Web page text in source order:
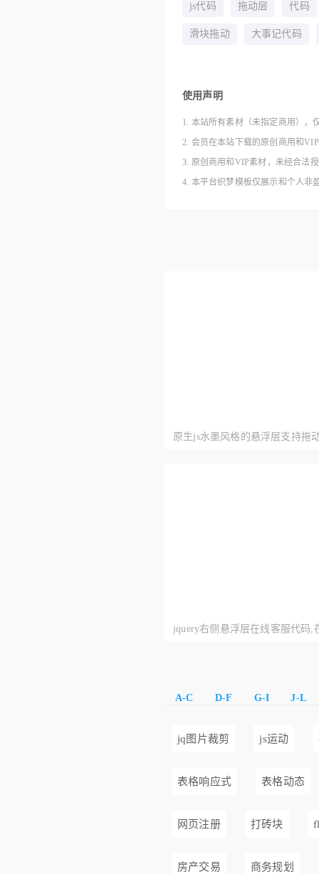
js代码 拖动层 代码
滑块拖动 大事记代码
使用声明
1. 本站所有素材（未指定商用），
2. 会员在本站下载的原创商用和
3. 原创商用和VIP素材，未经合法
4. 本平台织梦模板仅展示和个人非
原生js水墨风格的悬浮层支持拖
jquery右侧悬浮层在线客服代码,
A-C D-F G-I J-L
jq图片裁剪 js运动
表格响应式 表格动态
网页注册 打砖块
房产交易 商务规划